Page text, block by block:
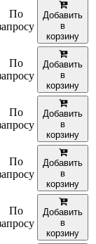
По
Добавить
в
корзину
По
Добавить
в
корзину
По
Добавить
в
корзину
По
Добавить
в
корзину
По
Добавить
в
корзину